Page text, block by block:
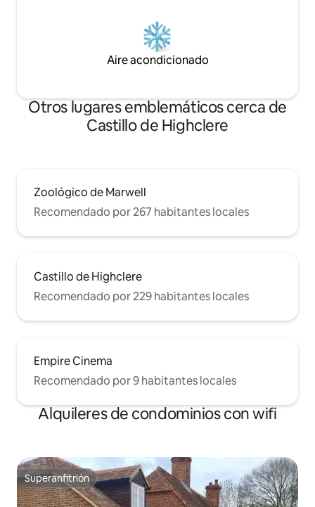
Aire acondicionado
Otros lugares emblemáticos cerca de
Castillo de Highclere
Zoológico de Marwell
Recomendado por 267 habitantes locales
Castillo de Highclere
Recomendado por 229 habitantes locales
Empire Cinema
Recomendado por 9 habitantes locales
Alquileres de condominios con wifi
Superanfitrión
Superanfitrión